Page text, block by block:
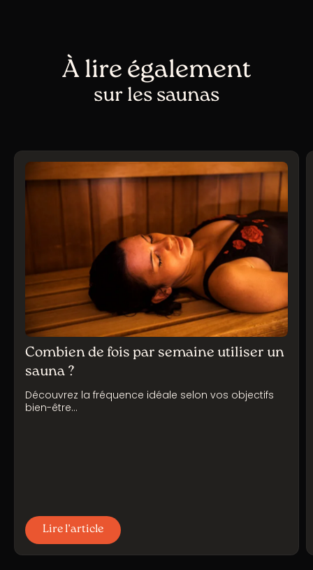
À lire également
sur les saunas
Combien de fois par semaine utiliser un
sauna ?
Découvrez la fréquence idéale selon vos objectifs
bien-être…
Lire l’article